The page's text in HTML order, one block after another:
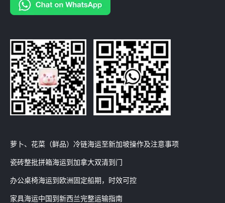
萝卜、花菜（鲜品）冷链海运至新加坡操作及注意事项
瓷砖整批拼箱海运到加拿大双清到门
办公桌椅海运到欧洲固定船期，时效可控
家具海运中国到新西兰完整运输指南